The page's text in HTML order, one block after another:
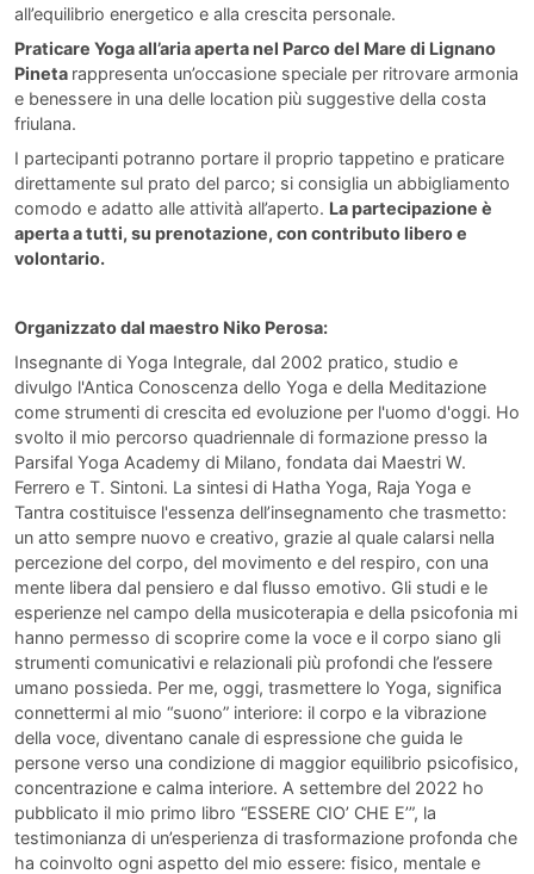
all’equilibrio energetico e alla crescita personale.
Praticare Yoga all’aria aperta nel Parco del Mare di Lignano
Pineta rappresenta un’occasione speciale per ritrovare armonia
e benessere in una delle location più suggestive della costa
friulana.
I partecipanti potranno portare il proprio tappetino e praticare
direttamente sul prato del parco; si consiglia un abbigliamento
comodo e adatto alle attività all’aperto. La partecipazione è
aperta a tutti, su prenotazione, con contributo libero e
volontario.
Organizzato dal maestro Niko Perosa:
Insegnante di Yoga Integrale, dal 2002 pratico, studio e
divulgo l'Antica Conoscenza dello Yoga e della Meditazione
come strumenti di crescita ed evoluzione per l'uomo d'oggi. Ho
svolto il mio percorso quadriennale di formazione presso la
Parsifal Yoga Academy di Milano, fondata dai Maestri W.
Ferrero e T. Sintoni. La sintesi di Hatha Yoga, Raja Yoga e
Tantra costituisce l'essenza dell’insegnamento che trasmetto:
un atto sempre nuovo e creativo, grazie al quale calarsi nella
percezione del corpo, del movimento e del respiro, con una
mente libera dal pensiero e dal flusso emotivo. Gli studi e le
esperienze nel campo della musicoterapia e della psicofonia mi
hanno permesso di scoprire come la voce e il corpo siano gli
strumenti comunicativi e relazionali più profondi che l’essere
umano possieda. Per me, oggi, trasmettere lo Yoga, significa
connettermi al mio “suono” interiore: il corpo e la vibrazione
della voce, diventano canale di espressione che guida le
persone verso una condizione di maggior equilibrio psicofisico,
concentrazione e calma interiore. A settembre del 2022 ho
pubblicato il mio primo libro “ESSERE CIO’ CHE E’”, la
testimonianza di un’esperienza di trasformazione profonda che
ha coinvolto ogni aspetto del mio essere: fisico, mentale e